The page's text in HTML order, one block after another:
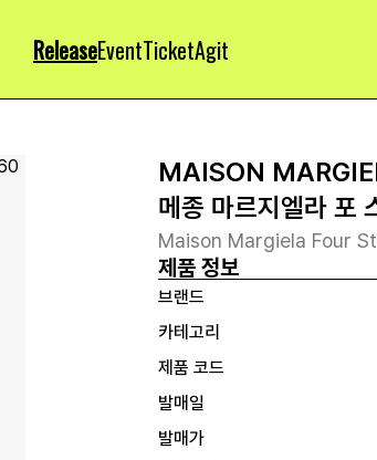
ReleaseEventTicketAgit
MAISON
메종 마르지엘라 포
Maison Margiela Four
제품 정보
브랜드
카테고리
제품 코드
발매일
발매가